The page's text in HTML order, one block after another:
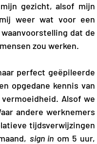
gezicht, alsof mijn
weer wat voor een
dat de
zou werken.
perfect geëpileerde
opgedane kennis van
Alsof we
andere werknemers
tijdsverwijzingen
sign in om 5 uur,